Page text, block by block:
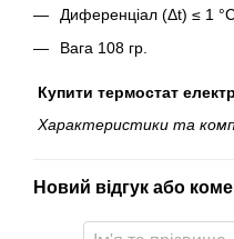
Диференціал (Δt) ≤ 1
Вага 108 гр.
Купити термостат
Характеристики та
Новий відгук або